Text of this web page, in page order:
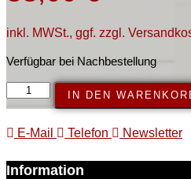
inkl. MWSt., ggf. zzgl.
Verfügbar bei Nachbestellung
Nonsequiturs
/
Folgerungen
Menge
IN DEN
E-Mail Telefon Newsletter
Information